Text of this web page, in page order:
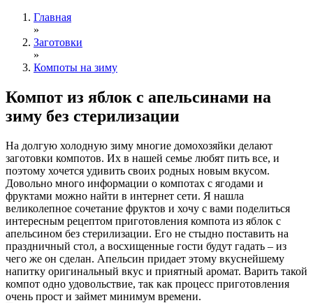
Главная
»
Заготовки
»
Компоты на зиму
Компот из яблок с апельсинами на
зиму без стерилизации
На долгую холодную зиму многие домохозяйки делают
заготовки компотов. Их в нашей семье любят пить все, и
поэтому хочется удивить своих родных новым вкусом.
Довольно много информации о компотах с ягодами и
фруктами можно найти в интернет сети. Я нашла
великолепное сочетание фруктов и хочу с вами поделиться
интересным рецептом приготовления компота из яблок с
апельсином без стерилизации. Его не стыдно поставить на
праздничный стол, а восхищенные гости будут гадать – из
чего же он сделан. Апельсин придает этому вкуснейшему
напитку оригинальный вкус и приятный аромат. Варить такой
компот одно удовольствие, так как процесс приготовления
очень прост и займет минимум времени.